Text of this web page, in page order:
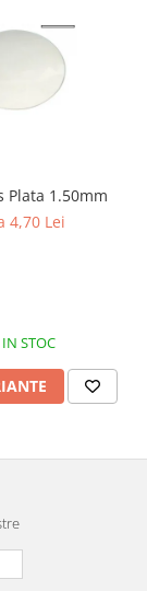
Plata 1.50mm
4,70 Lei
IN STOC